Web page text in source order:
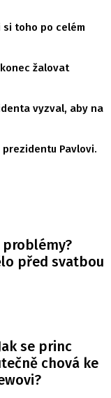
si toho po celém
žalovat
vyzval, aby na
Pavlovi.
před svatbou
se princ
chová ke